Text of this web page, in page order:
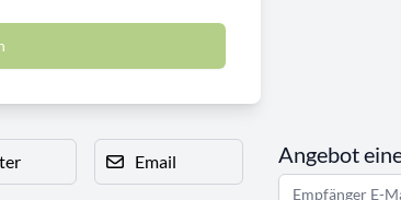
Email Angebot